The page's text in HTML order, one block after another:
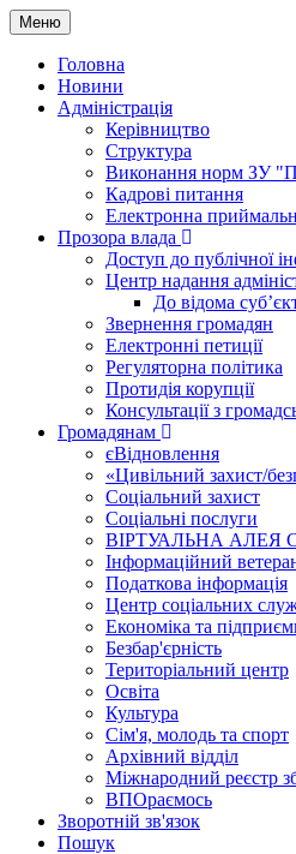
Меню
Головна
Новини
Адміністрація
Керівництво
Структура
Виконання норм ЗУ
Кадрові питання
Електронна
Прозора влада
Доступ до публічної
Центр надання
До відома
Звернення громадян
Електронні петиції
Регуляторна політика
Протидія корупції
Консультації з
Громадянам
єВідновлення
«Цивільний захист/
Соціальний захист
Соціальні послуги
ВІРТУАЛЬНА АЛЕЯ
Інформаційний
Податкова інформація
Центр соціальних
Економіка та
Безбар'єрність
Територіальний центр
Освіта
Культура
Сім'я, молодь та спорт
Архівний відділ
Міжнародний реєстр
ВПОраємось
Зворотній зв'язок
Пошук